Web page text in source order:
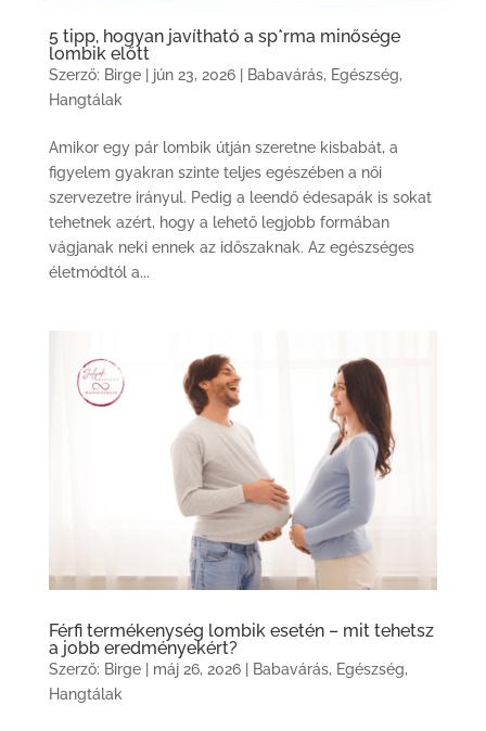
5 tipp, hogyan javítható a sp*rma minősége
lombik előtt
Szerző: Birge| jún 23, 2026| Babavárás, Egészség,
Hangtálak
Amikor egy pár lombik útján szeretne kisbabát, a
figyelem gyakran szinte teljes egészében a női
szervezetre irányul. Pedig a leendő édesapák is sokat
tehetnek azért, hogy a lehető legjobb formában
vágjanak neki ennek az időszaknak. Az egészséges
életmódtól a...
Férfi termékenység lombik esetén – mit tehetsz
a jobb eredményekért?
Szerző: Birge| máj 26, 2026| Babavárás, Egészség,
Hangtálak